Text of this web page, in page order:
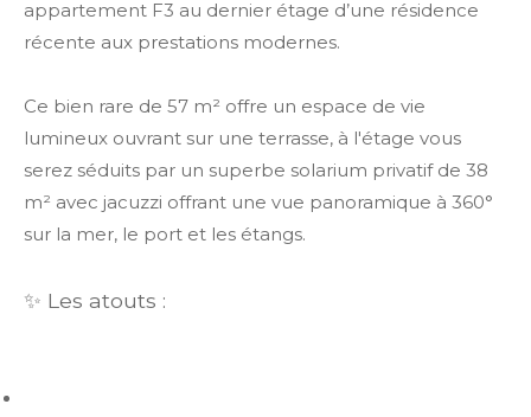
appartement F3 au dernier étage d’une résidence
récente aux prestations modernes.
Ce bien rare de 57 m² offre un espace de vie
lumineux ouvrant sur une terrasse, à l'étage vous
serez séduits par un superbe solarium privatif de 38
m² avec jacuzzi offrant une vue panoramique à 360°
sur la mer, le port et les étangs.
✨ Les atouts :